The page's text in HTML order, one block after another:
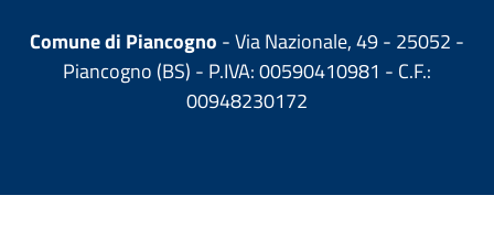
Comune di Piancogno - Via Nazionale, 49 - 25052 -
Piancogno (BS) - P.IVA: 00590410981 - C.F.:
00948230172